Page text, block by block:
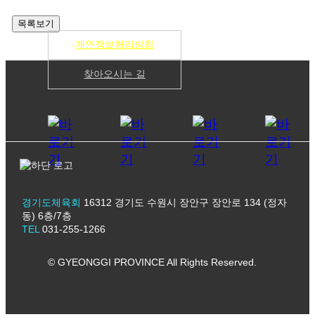
개인정보처리방침
찾아오시는 길
경기도체육회 16312 경기도 수원시 장안구 장안로 134 (정자
동) 6층/7층
TEL 031-255-1266
© GYEONGGI PROVINCE All Rights Reserved.